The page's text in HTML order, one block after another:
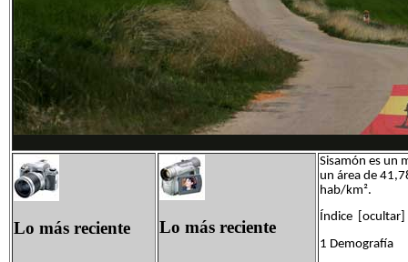
Lo más reciente Lo más reciente
Sisamón es un
un área de
hab/km².
Índice [ocultar]
1 Demografía